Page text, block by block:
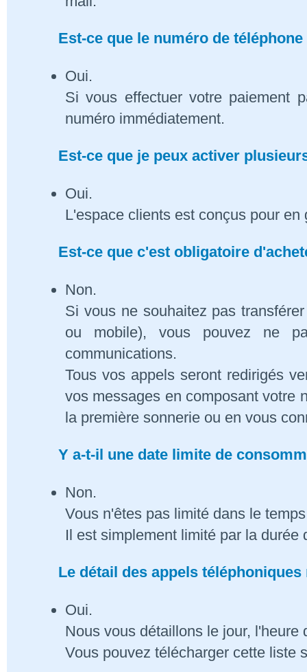
Est-ce que le numéro de
Oui.
Si vous effectuer votre paiement
numéro immédiatement.
Est-ce que je peux activer
Oui.
L'espace clients est conçus pour
Est-ce que c'est obligatoire
Non.
Si vous ne souhaitez pas
ou mobile), vous pouvez ne
communications.
Tous vos appels seront redirigés
vos messages en composant votre
la première sonnerie ou en vous
Y a-t-il une date limite de
Non.
Vous n'êtes pas limité dans le
Il est simplement limité par la durée
Le détail des appels
Oui.
Nous vous détaillons le jour,
Vous pouvez télécharger cette liste